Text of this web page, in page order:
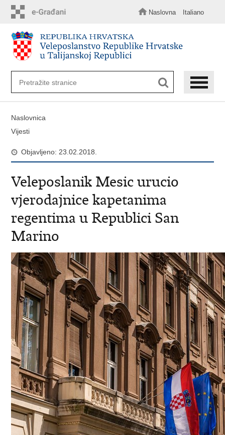
sadržaj
Naslovna Italiano
Naslovnica
Vijesti
Objavljeno: 23.02.2018.
Veleposlanik Mesic urucio
vjerodajnice kapetanima
regentima u Republici San
Marino